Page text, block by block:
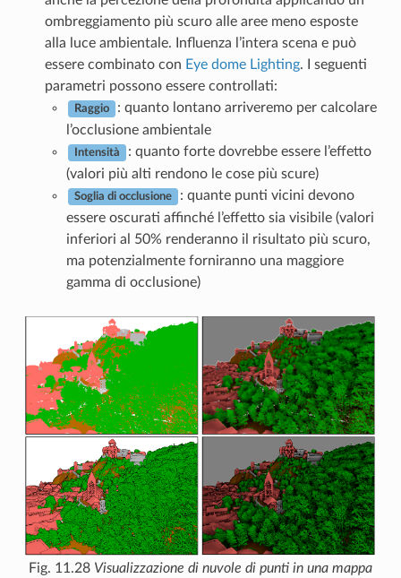
ombreggiamento più scuro alle aree meno esposte
alla luce ambientale. Influenza l’intera scena e può
essere combinato con Eye dome Lighting. I seguenti
parametri possono essere controllati:
Raggio
: quanto lontano arriveremo per calcolare
l’occlusione ambientale
Intensità
: quanto forte dovrebbe essere l’effetto
(valori più alti rendono le cose più scure)
Soglia di occlusione
: quante punti vicini devono
essere oscurati affinché l’effetto sia visibile (valori
inferiori al 50% renderanno il risultato più scuro,
ma potenzialmente forniranno una maggiore
gamma di occlusione)
Fig. 11.28 Visualizzazione di nuvole di punti in una mappa